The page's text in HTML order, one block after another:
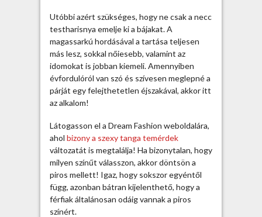
d
b
a
n
i
s
h
z
n
á
l
t
á
k
Utóbbi azért szükséges, hogy ne csak a necc
testharisnya emelje ki a bájakat. A
magassarkú hordásával a tartása teljesen
más lesz, sokkal nőiesebb, valamint az
idomokat is jobban kiemeli. Amennyiben
évfordulóról van szó és szívesen meglepné a
párját egy felejthetetlen éjszakával, akkor itt
az alkalom!
Látogasson el a Dream Fashion weboldalára,
ahol bizony a szexy tanga temérdek
változatát is megtalálja! Ha bizonytalan, hogy
milyen színűt válasszon, akkor döntsön a
piros mellett! Igaz, hogy sokszor egyéntől
függ, azonban bátran kijelenthető, hogy a
férfiak általánosan odáig vannak a piros
színért.